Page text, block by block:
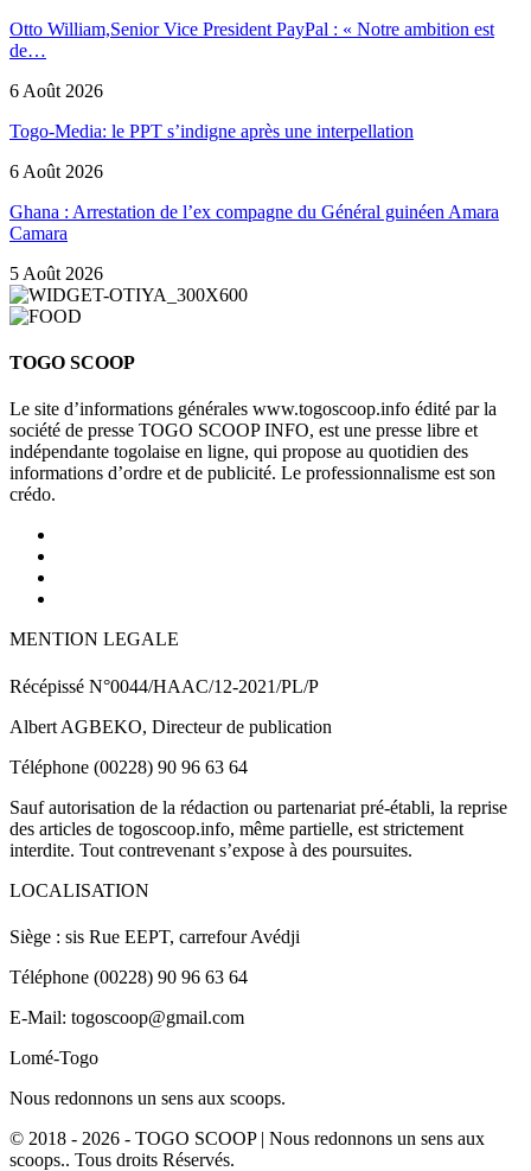
Otto William,Senior Vice President PayPal : « Notre ambition est
de…
6 Août 2026
Togo-Media: le PPT s’indigne après une interpellation
6 Août 2026
Ghana : Arrestation de l’ex compagne du Général guinéen Amara
Camara
5 Août 2026
TOGO SCOOP
Le site d’informations générales www.togoscoop.info édité par la
société de presse TOGO SCOOP INFO, est une presse libre et
indépendante togolaise en ligne, qui propose au quotidien des
informations d’ordre et de publicité. Le professionnalisme est son
crédo.
MENTION LEGALE
Récépissé N°0044/HAAC/12-2021/PL/P
Albert AGBEKO, Directeur de publication
Téléphone (00228) 90 96 63 64
Sauf autorisation de la rédaction ou partenariat pré-établi, la reprise
des articles de togoscoop.info, même partielle, est strictement
interdite. Tout contrevenant s’expose à des poursuites.
LOCALISATION
Siège : sis Rue EEPT, carrefour Avédji
Téléphone (00228) 90 96 63 64
E-Mail: togoscoop@gmail.com
Lomé-Togo
Nous redonnons un sens aux scoops.
© 2018 - 2026 - TOGO SCOOP | Nous redonnons un sens aux
scoops.. Tous droits Réservés.